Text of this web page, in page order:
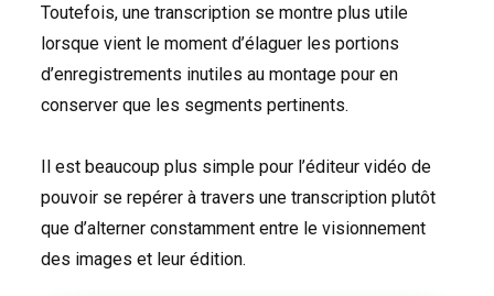
Toutefois, une transcription se montre plus utile
lorsque vient le moment d’élaguer les portions
d’enregistrements inutiles au montage pour en
conserver que les segments pertinents.
Il est beaucoup plus simple pour l’éditeur vidéo de
pouvoir se repérer à travers une transcription plutôt
que d’alterner constamment entre le visionnement
des images et leur édition.